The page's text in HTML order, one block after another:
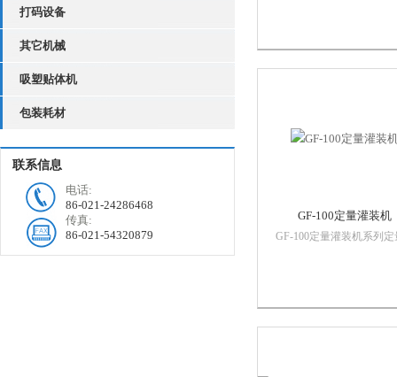
打码设备
其它机械
吸塑贴体机
包装耗材
联系信息
电话:
86-021-24286468
传真:
86-021-54320879
备，其灌装量任意可调，
可靠，计量准确。
GF-100定量灌装机
GF-100定量灌装机系列定
用不锈钢材料，具有防锈
蚀性能，适用于食品，医